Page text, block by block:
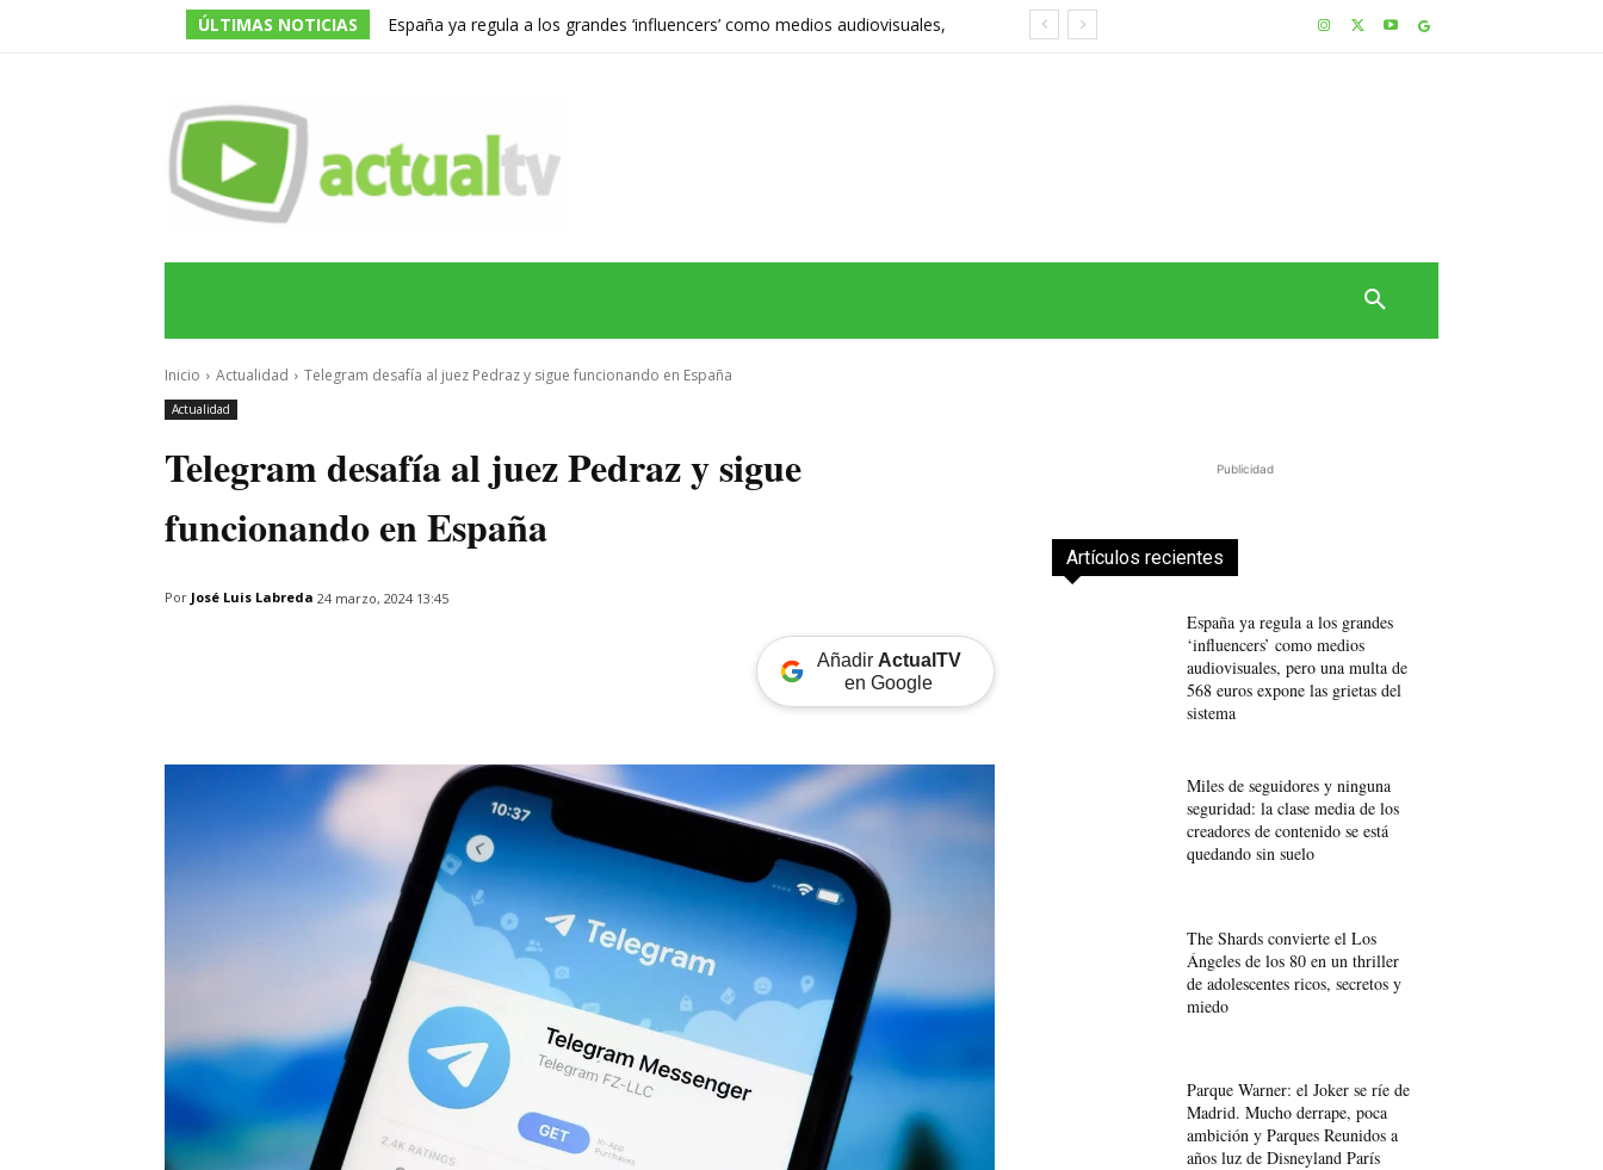
ÚLTIMAS NOTICIAS
España ya regula a los grandes ‘influencers’ como medios audiovisuales,
Inicio Actualidad Telegram desafía al juez Pedraz y sigue funcionando en España
Actualidad
Telegram desafía al juez Pedraz y sigue
funcionando en España
Por José Luis Labreda 24 marzo, 2024 13:45
Añadir ActualTV
en Google
Publicidad
Artículos recientes
España ya regula a los grandes
‘influencers’ como medios
audiovisuales, pero una multa de
568 euros expone las grietas del
sistema
Miles de seguidores y ninguna
seguridad: la clase media de los
creadores de contenido se está
quedando sin suelo
The Shards convierte el Los
Ángeles de los 80 en un thriller
de adolescentes ricos, secretos y
miedo
Parque Warner: el Joker se ríe de
Madrid. Mucho derrape, poca
ambición y Parques Reunidos a
años luz de Disneyland París